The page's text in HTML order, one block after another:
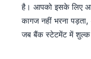
है। आपको इसके लिए
कागज नहीं भरना
जब बैंक स्टेटमेंट में शुल्क